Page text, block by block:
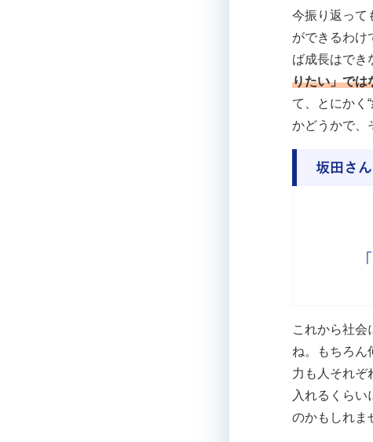
今振り返って
ができるわけ
ば成長はでき
りたい」では
て、とにかく
かどうかで、
これから社会
ね。もちろん
力も人それぞ
入れるくらい
のかもしれま